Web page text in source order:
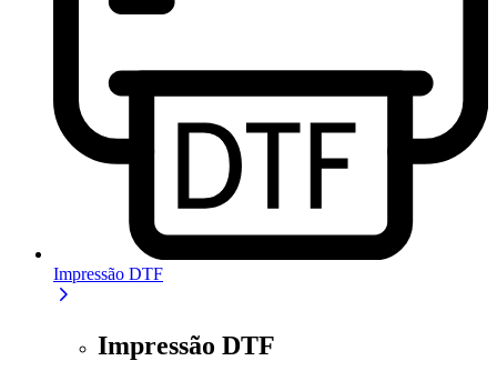
Impressão DTF
Impressão DTF